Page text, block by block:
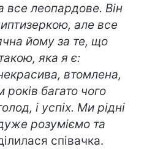
все леопардове. Він
але все
йому за те, що
яка я є:
втомлена,
років багато чого
і успіх. Ми рідні
розуміємо та
співачка.